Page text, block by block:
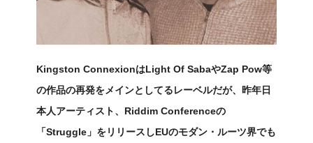
Kingston ConnexionはLight Of SabaやZap Pow等
の作品の再発をメインとしてるレーベルだが、昨年日
本人アーティスト、Riddim Conferenceの
「Struggle」をリリースしEUのモダン・ルーツ界でも